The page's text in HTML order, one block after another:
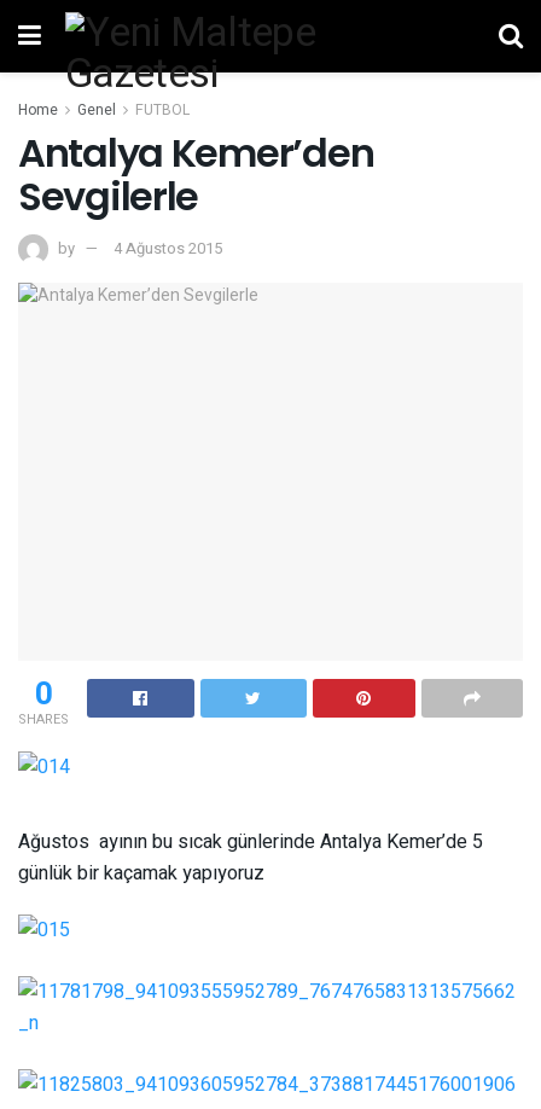
Home Genel FUTBOL
Antalya Kemer’den
Sevgilerle
by 4 Ağustos 2015
0
SHARES
Ağustos ayının bu sıcak günlerinde Antalya Kemer’de 5
günlük bir kaçamak yapıyoruz